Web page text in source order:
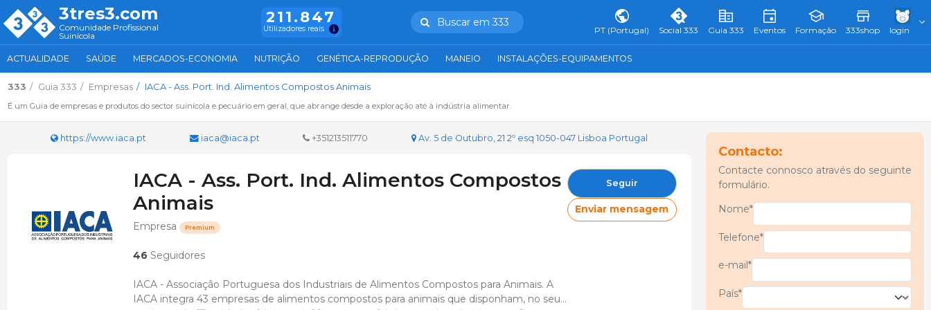
3tres3.com
Comunidade Profissional
Suinícola
211.847
Utilizadores reais
Buscar em 333
PT (Portugal) Social 333 Guia 333 Eventos Formação 333shop login
ACTUALIDADE SAÚDE MERCADOS-ECONOMIA NUTRIÇÃO GENÉTICA-REPRODUÇÃO MANEIO INSTALAÇÕES-EQUIPAMENTOS
333 Guia 333 Empresas IACA - Ass. Port. Ind. Alimentos Compostos Animais
É um Guia de empresas e produtos do sector suinícola e pecuário em geral, que abrange desde a exploração até à indústria alimentar.
https://www.iaca.pt iaca@iaca.pt +351213511770 Av. 5 de Outubro, 21 2º esq 1050-047 Lisboa Portugal
IACA - Ass. Port. Ind. Alimentos Compostos
Animais
Empresa Premium
46 Seguidores
IACA - Associação Portuguesa dos Industriais de Alimentos Compostos para Animais. A
IACA integra 43 empresas de alimentos compostos para animais que disponham, no seu
Seguir
Enviar mensagem
Contacto:
Contacte connosco através do seguinte
formulário.
Nome*
Telefone*
e-mail*
País*